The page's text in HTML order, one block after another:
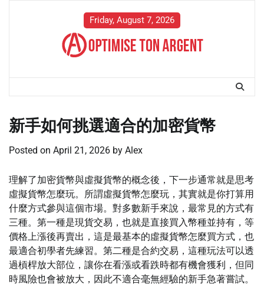
Friday, August 7, 2026
新手如何挑選適合的加密貨幣
Posted on April 21, 2026 by Alex
理解了加密貨幣與虛擬貨幣的概念後，下一步通常就是思考
虛擬貨幣怎麼玩。所謂虛擬貨幣怎麼玩，其實就是你打算用
什麼方式參與這個市場。對多數新手來說，最常見的方式有
三種。第一種是現貨交易，也就是直接買入幣種並持有，等
價格上漲後再賣出，這是最基本的虛擬貨幣怎麼買方式，也
最適合初學者先練習。第二種是合約交易，這種玩法可以透
過槓桿放大部位，讓你在看漲或看跌時都有機會獲利，但同
時風險也會被放大，因此不適合毫無經驗的新手急著嘗試。